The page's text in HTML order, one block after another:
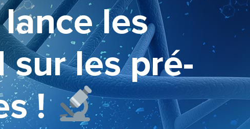
les
sur les pré-
!